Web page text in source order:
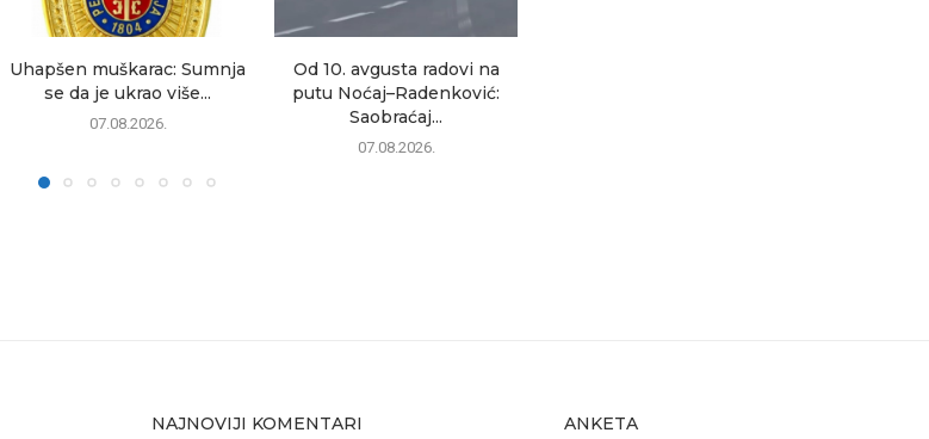
Uhapšen muškarac: Sumnja
se da je ukrao više...
07.08.2026.
Od 10. avgusta radovi na
putu Noćaj–Radenković:
Saobraćaj...
07.08.2026.
NAJNOVIJI KOMENTARI ANKETA